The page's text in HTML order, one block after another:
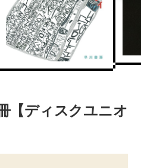
【ディスクユニオ